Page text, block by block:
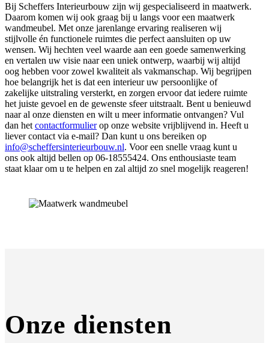
Bij Scheffers Interieurbouw zijn wij gespecialiseerd in maatwerk.
Daarom komen wij ook graag bij u langs voor een maatwerk
wandmeubel. Met onze jarenlange ervaring realiseren wij
stijlvolle én functionele ruimtes die perfect aansluiten op uw
wensen. Wij hechten veel waarde aan een goede samenwerking
en vertalen uw visie naar een uniek ontwerp, waarbij wij altijd
oog hebben voor zowel kwaliteit als vakmanschap. Wij begrijpen
hoe belangrijk het is dat een interieur uw persoonlijke of
zakelijke uitstraling versterkt, en zorgen ervoor dat iedere ruimte
het juiste gevoel en de gewenste sfeer uitstraalt. Bent u benieuwd
naar al onze diensten en wilt u meer informatie ontvangen? Vul
dan het contactformulierop onze website vrijblijvend in. Heeft u
liever contact via e-mail? Dan kunt u ons bereiken op
info@scheffersinterieurbouw.nl. Voor een snelle vraag kunt u
ons ook altijd bellen op 06-18555424. Ons enthousiaste team
staat klaar om u te helpen en zal altijd zo snel mogelijk reageren!
Onze diensten